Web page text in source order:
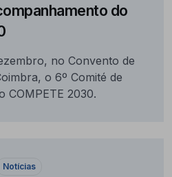
do
no Convento de
o 6º Comité de
COMPETE 2030.
Notícias